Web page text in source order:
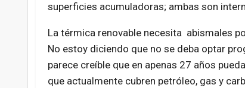
superficies acumuladoras; ambas son
La térmica renovable necesita abismales
No estoy diciendo que no se deba optar
parece creíble que en apenas 27 años
que actualmente cubren petróleo, gas y